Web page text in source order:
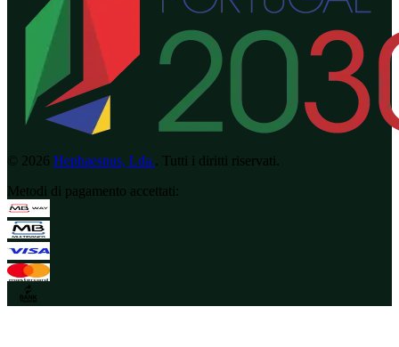
© 2026 Hephaesnus, Lda.
Tutti i diritti riservati.
Metodi di pagamento accettati: